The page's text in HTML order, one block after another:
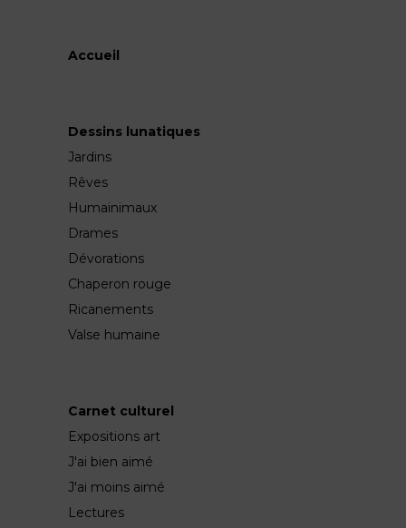
Accueil
Dessins lunatiques
Jardins
Rêves
Humainimaux
Drames
Dévorations
Chaperon rouge
Ricanements
Valse humaine
Carnet culturel
Expositions art
J'ai bien aimé
J'ai moins aimé
Lectures